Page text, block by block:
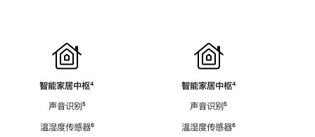
智能家居中枢脚
⁴
声音识别脚
⁵
温湿度传感器脚
⁶
智能家居中枢脚
⁴
声音识别脚
⁵
温湿度传感器脚
⁶